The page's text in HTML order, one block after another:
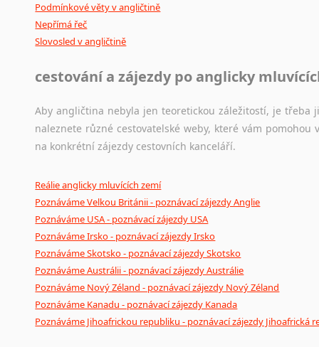
Podmínkové věty v angličtině
Nepřímá řeč
Slovosled v angličtině
cestování a zájezdy po anglicky
Aby angličtina nebyla jen teoretickou záležitostí, je
naleznete různé cestovatelské weby, které vám
na konkrétní zájezdy cestovních kanceláří.
Reálie anglicky mluvících zemí
Poznáváme Velkou Británii - poznávací zájezdy Anglie
Poznáváme USA - poznávací zájezdy USA
Poznáváme Irsko - poznávací zájezdy Irsko
Poznáváme Skotsko - poznávací zájezdy Skotsko
Poznáváme Austrálii - poznávací zájezdy Austrálie
Poznáváme Nový Zéland - poznávací zájezdy Nový Zéland
Poznáváme Kanadu - poznávací zájezdy Kanada
Poznáváme Jihoafrickou republiku - poznávací zájezdy Jihoafrická